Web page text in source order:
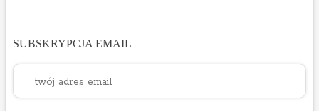
SUBSKRYPCJA EMAIL